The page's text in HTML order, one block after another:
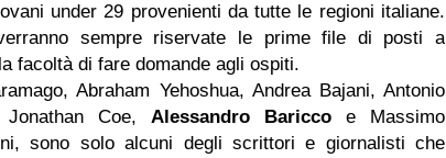
under 29 provenienti da tutte le regioni italiane.
sempre riservate le prime file di posti a
facoltà di fare domande agli ospiti.
Abraham Yehoshua, Andrea Bajani, Antonio
Jonathan Coe, Alessandro Baricco e Massimo
sono solo alcuni degli scrittori e giornalisti che